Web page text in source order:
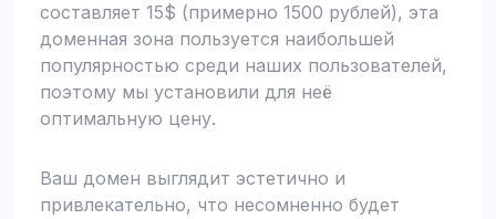
составляет 15$ (примерно 1500 рублей), эта
доменная зона пользуется наибольшей
популярностью среди наших пользователей,
поэтому мы установили для неё
оптимальную цену.
Ваш домен выглядит эстетично и
привлекательно, что несомненно будет